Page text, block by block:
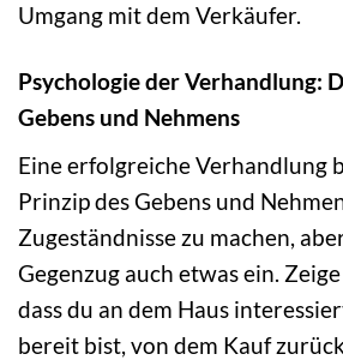
Umgang mit dem Verkäufer.
Psychologie der Verhandlung:
Gebens und Nehmens
Eine erfolgreiche Verhandlung
Prinzip des Gebens und
Zugeständnisse zu machen,
Gegenzug auch etwas ein.
dass du an dem Haus
bereit bist, von dem Kauf